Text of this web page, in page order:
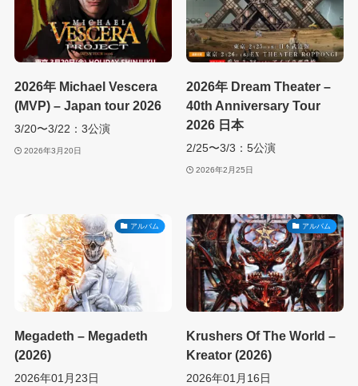
2026年 Michael Vescera
(MVP) – Japan tour 2026
3/20〜3/22：3公演
2026年3月20日
2026年 Dream Theater –
40th Anniversary Tour
2026 日本
2/25〜3/3：5公演
2026年2月25日
アルバム
Megadeth – Megadeth
(2026)
2026年01月23日
アルバム
Krushers Of The World –
Kreator (2026)
2026年01月16日